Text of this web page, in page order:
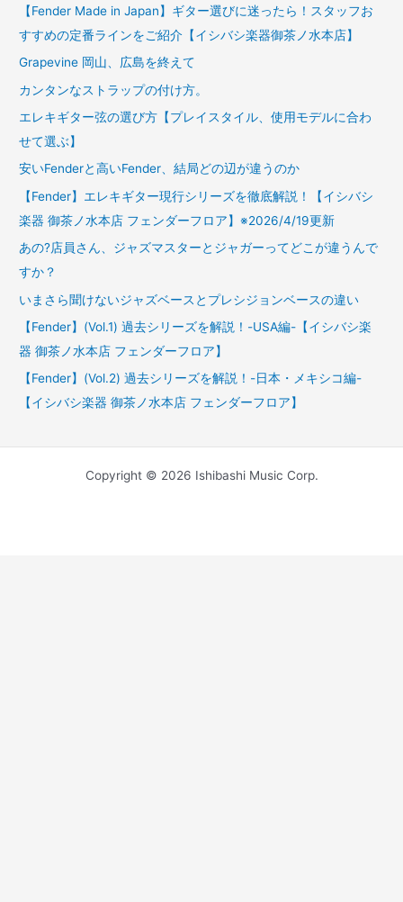
【Fender Made in Japan】ギター選びに迷ったら！スタッフお
すすめの定番ラインをご紹介【イシバシ楽器御茶ノ水本店】
Grapevine 岡山、広島を終えて
カンタンなストラップの付け方。
エレキギター弦の選び方【プレイスタイル、使用モデルに合わ
せて選ぶ】
安いFenderと高いFender、結局どの辺が違うのか
【Fender】エレキギター現行シリーズを徹底解説！【イシバシ
楽器 御茶ノ水本店 フェンダーフロア】※2026/4/19更新
あの?店員さん、ジャズマスターとジャガーってどこが違うんで
すか？
いまさら聞けないジャズベースとプレシジョンベースの違い
【Fender】(Vol.1) 過去シリーズを解説！-USA編-【イシバシ楽
器 御茶ノ水本店 フェンダーフロア】
【Fender】(Vol.2) 過去シリーズを解説！-日本・メキシコ編-
【イシバシ楽器 御茶ノ水本店 フェンダーフロア】
Copyright © 2026 Ishibashi Music Corp.